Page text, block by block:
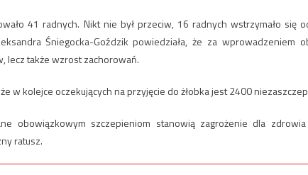
41 radnych. Nikt nie był przeciw, 16 radnych wstrzymało się
Śniegocka-Goździk powiedziała, że za wprowadzeniem
lecz także wzrost zachorowań.
w kolejce oczekujących na przyjęcie do żłobka jest 2400
obowiązkowym szczepieniom stanowią zagrożenie dla
ratusz.